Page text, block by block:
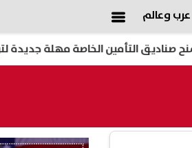
عرب وعالم
التأمين الخاصة مهلة جديدة لتوفيق